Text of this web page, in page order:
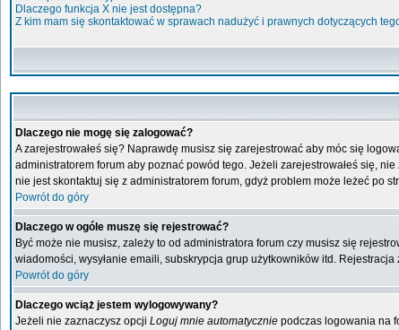
Dlaczego funkcja X nie jest dostępna?
Z kim mam się skontaktować w sprawach nadużyć i prawnych dotyczących
Dlaczego nie mogę się zalogować?
A zarejestrowałeś się? Naprawdę musisz się zarejestrować aby móc się
administratorem forum aby poznać powód tego. Jeżeli zarejestrowałeś się,
nie jest skontaktuj się z administratorem forum, gdyż problem może leżeć po
Powrót do góry
Dlaczego w ogóle muszę się rejestrować?
Być może nie musisz, zależy to od administratora forum czy musisz się
wiadomości, wysyłanie emaili, subskrypcja grup użytkowników itd.
Powrót do góry
Dlaczego wciąż jestem wylogowywany?
Jeżeli nie zaznaczysz opcji Loguj mnie automatycznie podczas logowania na